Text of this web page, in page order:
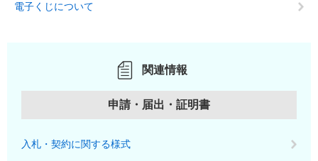
電子くじについて
関連情報
申請・届出・証明書
入札・契約に関する様式